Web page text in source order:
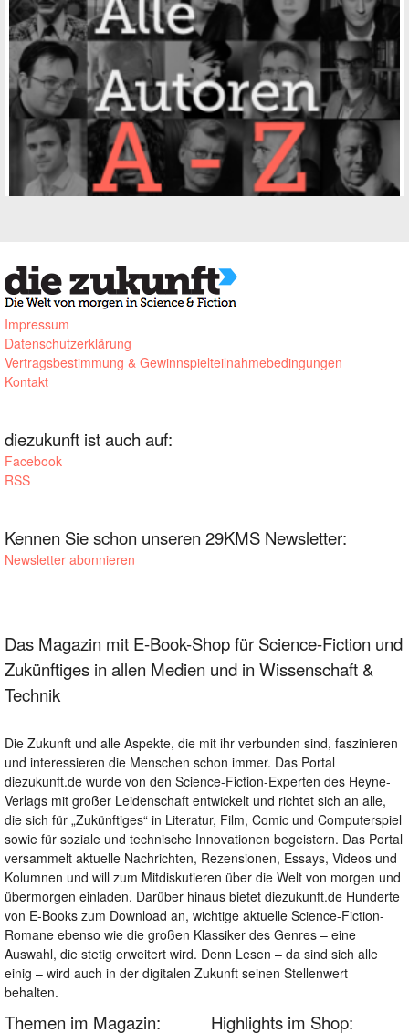
Impressum
Datenschutzerklärung
Vertragsbestimmung & Gewinnspielteilnahmebedingungen
Kontakt
diezukunft ist auch auf:
Facebook
RSS
Kennen Sie schon unseren 29KMS Newsletter:
Newsletter abonnieren
Das Magazin mit E-Book-Shop für Science-Fiction und
Zukünftiges in allen Medien und in Wissenschaft &
Technik
Die Zukunft und alle Aspekte, die mit ihr verbunden sind, faszinieren
und interessieren die Menschen schon immer. Das Portal
diezukunft.de wurde von den Science-Fiction-Experten des Heyne-
Verlags mit großer Leidenschaft entwickelt und richtet sich an alle,
die sich für „Zukünftiges“ in Literatur, Film, Comic und Computerspiel
sowie für soziale und technische Innovationen begeistern. Das Portal
versammelt aktuelle Nachrichten, Rezensionen, Essays, Videos und
Kolumnen und will zum Mitdiskutieren über die Welt von morgen und
übermorgen einladen. Darüber hinaus bietet diezukunft.de Hunderte
von E-Books zum Download an, wichtige aktuelle Science-Fiction-
Romane ebenso wie die großen Klassiker des Genres – eine
Auswahl, die stetig erweitert wird. Denn Lesen – da sind sich alle
einig – wird auch in der digitalen Zukunft seinen Stellenwert
behalten.
Themen im Magazin: Highlights im Shop: